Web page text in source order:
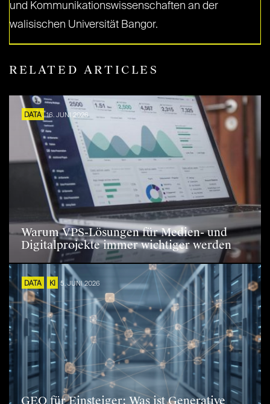
und Kommunikationswissenschaften an der
walisischen Universität Bangor.
RELATED ARTICLES
DATA 16. JUNI 2026
Warum VPS-Lösungen für Medien- und
Digitalprojekte immer wichtiger werden
DATA KI 5. JUNI 2026